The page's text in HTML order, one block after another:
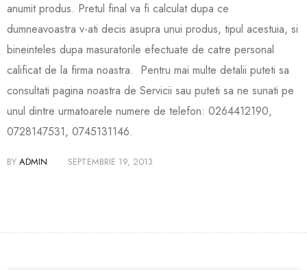
anumit produs. Pretul final va fi calculat dupa ce
dumneavoastra v-ati decis asupra unui produs, tipul acestuia, si
bineinteles dupa masuratorile efectuate de catre personal
calificat de la firma noastra. Pentru mai multe detalii puteti sa
consultati pagina noastra de Servicii sau puteti sa ne sunati pe
unul dintre urmatoarele numere de telefon: 0264412190,
0728147531, 0745131146.
BY ADMIN SEPTEMBRIE 19, 2013